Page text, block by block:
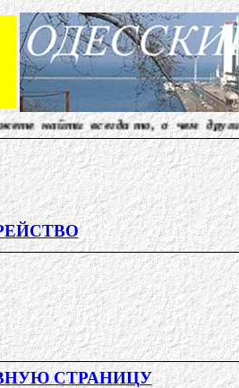
то, о чем другие молчат...
СТРАНИЦУ